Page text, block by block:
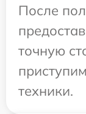
После
точную
техники.